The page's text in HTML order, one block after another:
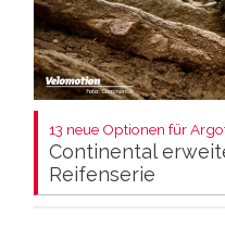
13 neue Optionen für
Continental
Reifenserie